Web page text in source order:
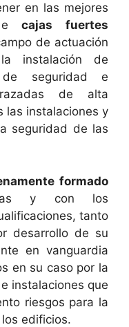
en las mejores
decajas fuertes
de actuación
instalación de
seguridad e
de alta
las instalaciones y
seguridad de las
formado
y con los
tanto
desarrollo de su
en vanguardia
en su caso por la
instalaciones que
riesgos para la
edificios.